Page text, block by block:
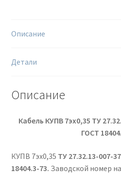
Описание
Детали
Описание
Кабель КУПВ 7эх0,35 ТУ
ГОСТ
КУПВ 7эх0,35 ТУ 27.32.13-007-
18404.3-73. Заводской номер